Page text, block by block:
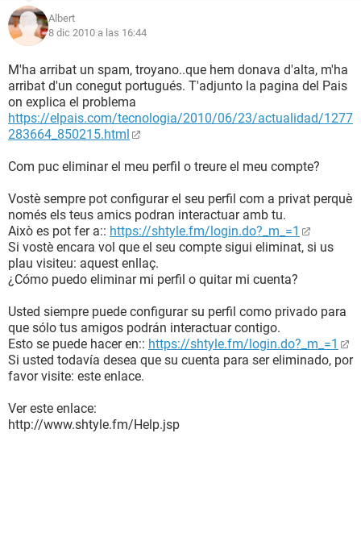
Albert
8 dic 2010 a las 16:44
M'ha arribat un spam, troyano..que hem donava d'alta, m'ha
arribat d'un conegut portugués. T'adjunto la pagina del Pais
on explica el problema
https://elpais.com/tecnologia/2010/06/23/actualidad/1277
283664_850215.html
Com puc eliminar el meu perfil o treure el meu compte?
Vostè sempre pot configurar el seu perfil com a privat perquè
només els teus amics podran interactuar amb tu.
Això es pot fer a:: https://shtyle.fm/login.do?_m_=1
Si vostè encara vol que el seu compte sigui eliminat, si us
plau visiteu: aquest enllaç.
¿Cómo puedo eliminar mi perfil o quitar mi cuenta?
Usted siempre puede configurar su perfil como privado para
que sólo tus amigos podrán interactuar contigo.
Esto se puede hacer en:: https://shtyle.fm/login.do?_m_=1
Si usted todavía desea que su cuenta para ser eliminado, por
favor visite: este enlace.
Ver este enlace:
http://www.shtyle.fm/Help.jsp